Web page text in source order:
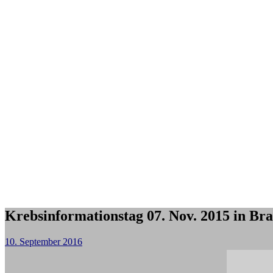
Krebsinformationstag 07. Nov. 2015 in
10. September 2016